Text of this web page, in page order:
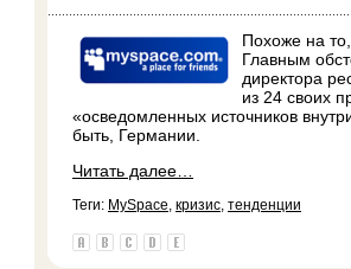
Похоже на
Главным
директора
из 24 своих
«осведомленных источников
быть, Германии.
Читать далее…
Теги: MySpace, кризис, тенденции